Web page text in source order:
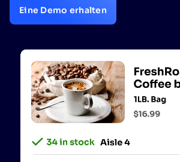
Eine Demo erhalten